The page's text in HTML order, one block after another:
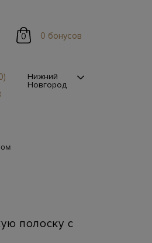
0 0 бонусов
Нижний
Новгород
полоску с